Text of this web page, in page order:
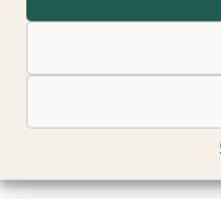
A programok egyes
vagy egyéb
Nagyobb létszámú
számára a részvétel